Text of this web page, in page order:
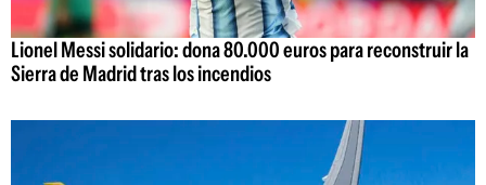
Lionel Messi solidario: dona 80.000 euros para reconstruir la
Sierra de Madrid tras los incendios